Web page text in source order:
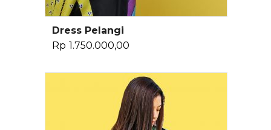
Pilih Opsi
Dress Pelangi
Rp 1.750.000,00